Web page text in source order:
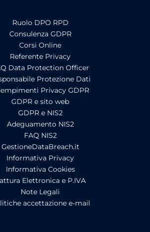
Ruolo DPO RPD
Consulenza GDPR
Corsi Online
Referente Privacy
Data Protection Officer
Protezione Dati
Privacy GDPR
GDPR e sito web
GDPR e NIS2
Adeguamento NIS2
FAQ NIS2
GestioneDataBreach.it
Informativa Privacy
Informativa Cookies
Elettronica e P.IVA
Note Legali
accettazione e-mail